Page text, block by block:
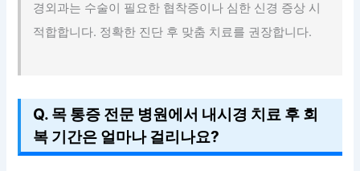
경외과는 수술이 필요한 협착증이나 심한 신경 증상 시
적합합니다. 정확한 진단 후 맞춤 치료를 권장합니다.
Q. 목 통증 전문 병원에서 내시경 치료 후 회
복 기간은 얼마나 걸리나요?